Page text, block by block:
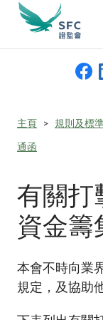
本會簡介
規則及標準
資料庫
新聞稿及公布
尋
主頁 規則及標
通函
有關打
資金籌
本會不時向業
規定，及協助